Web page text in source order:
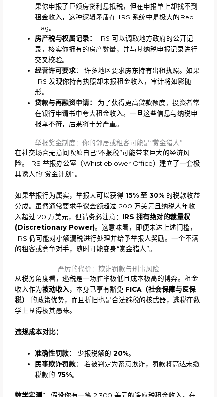
果你申报了巨额房贷利息抵税，但在申报单上却找不到
租金收入，这种逻辑矛盾在 IRS 系统中是极大的Red
Flag。
房产税与权属记录：
IRS 可以调取地方政府的公开记
录，核实你拥有的房产数量，并与其纳税申报记录进行
交叉校验。
经营许可要求：
许多地区要求房东持有出租执照。如果
IRS 发现你持有执照却未报租金收入，审计将如影随
形。
贷款与再融资申请：
为了获得更高贷款额度，投资者常
在银行申请书中夸大租金收入。一旦这些信息与纳税申
报单不符，后果将十分严重。
举报奖金制度：你的邻居或租客可能是“赏金猎人”
在社交场合无意间吹嘘自己“不报税”可能带来巨大的经济风
险。IRS 举报办公室（Whistleblower Office）建立了一套极
其诱人的“赏金计划”。
如果举报行为属实，举报人可以获得 15% 至 30% 的税款收益
分成。虽然通常要求争议金额超过 200 万美元且纳税人年收
入超过 20 万美元，但请务必注意： IRS 拥有绝对的裁量权
(Discretionary Power)。这意味着，即便未达上述门槛，
IRS 仍可能对小额漏税进行处理并给予举报人奖励。一个不满
的租客或竞争对手，随时可能变身“赏金猎人”。
严厉的代价：欺诈罚款与刑事风险
从税务角度看，逃税是一场胜率极低且成本极高的博弈。租金
收入作为被动收入，本身已享有豁免 FICA（社会保障与医保
税）
的政策优势，而且折旧也是合法避税的核武器，逃税在数
学上显得极其愚昧。
违规成本对比：
准确性罚款： 少报税额的20%。
民事欺诈罚款：
若被判定为蓄意欺诈，罚款将高达未缴
税款的 75%。
数学实测：
假设你有一笔 2,300 美元的净应税租金收入。在